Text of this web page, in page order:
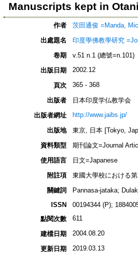
Manuscripts kept in
作者
茨田通俊 =Manda,
出處題名
印度學佛教學研究
卷期
v.51 n.1 (總號=n.101)
出版日期
2002.12
頁次 365 - 368
出版者
日本印度学仏教学会
出版者網址
http://www.jaibs.jp/
出版地
東京, 日本 [Tokyo,
資料類型
期刊論文=Journal
使用語言
日文=Japanese
附註項
東國大學校における
關鍵詞
Pannasa-jataka;
ISSN
00194344 (P);
點閱次數
611
建檔日期 2004.08.20
更新日期 2019.03.13